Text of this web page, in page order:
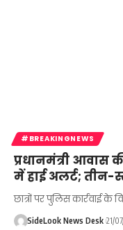
#BREAKINGNEWS
प्रधानमंत्री आवास
में हाई अलर्ट; तीन-
छात्रों पर पुलिस कार्रवाई के
SideLook News Desk 21/